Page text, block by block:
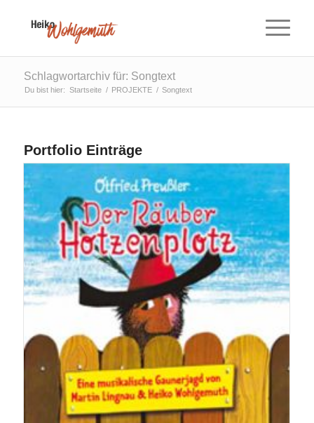
Schlagwortarchiv für: Songtext
Du bist hier: Startseite / PROJEKTE / Songtext
Portfolio Einträge